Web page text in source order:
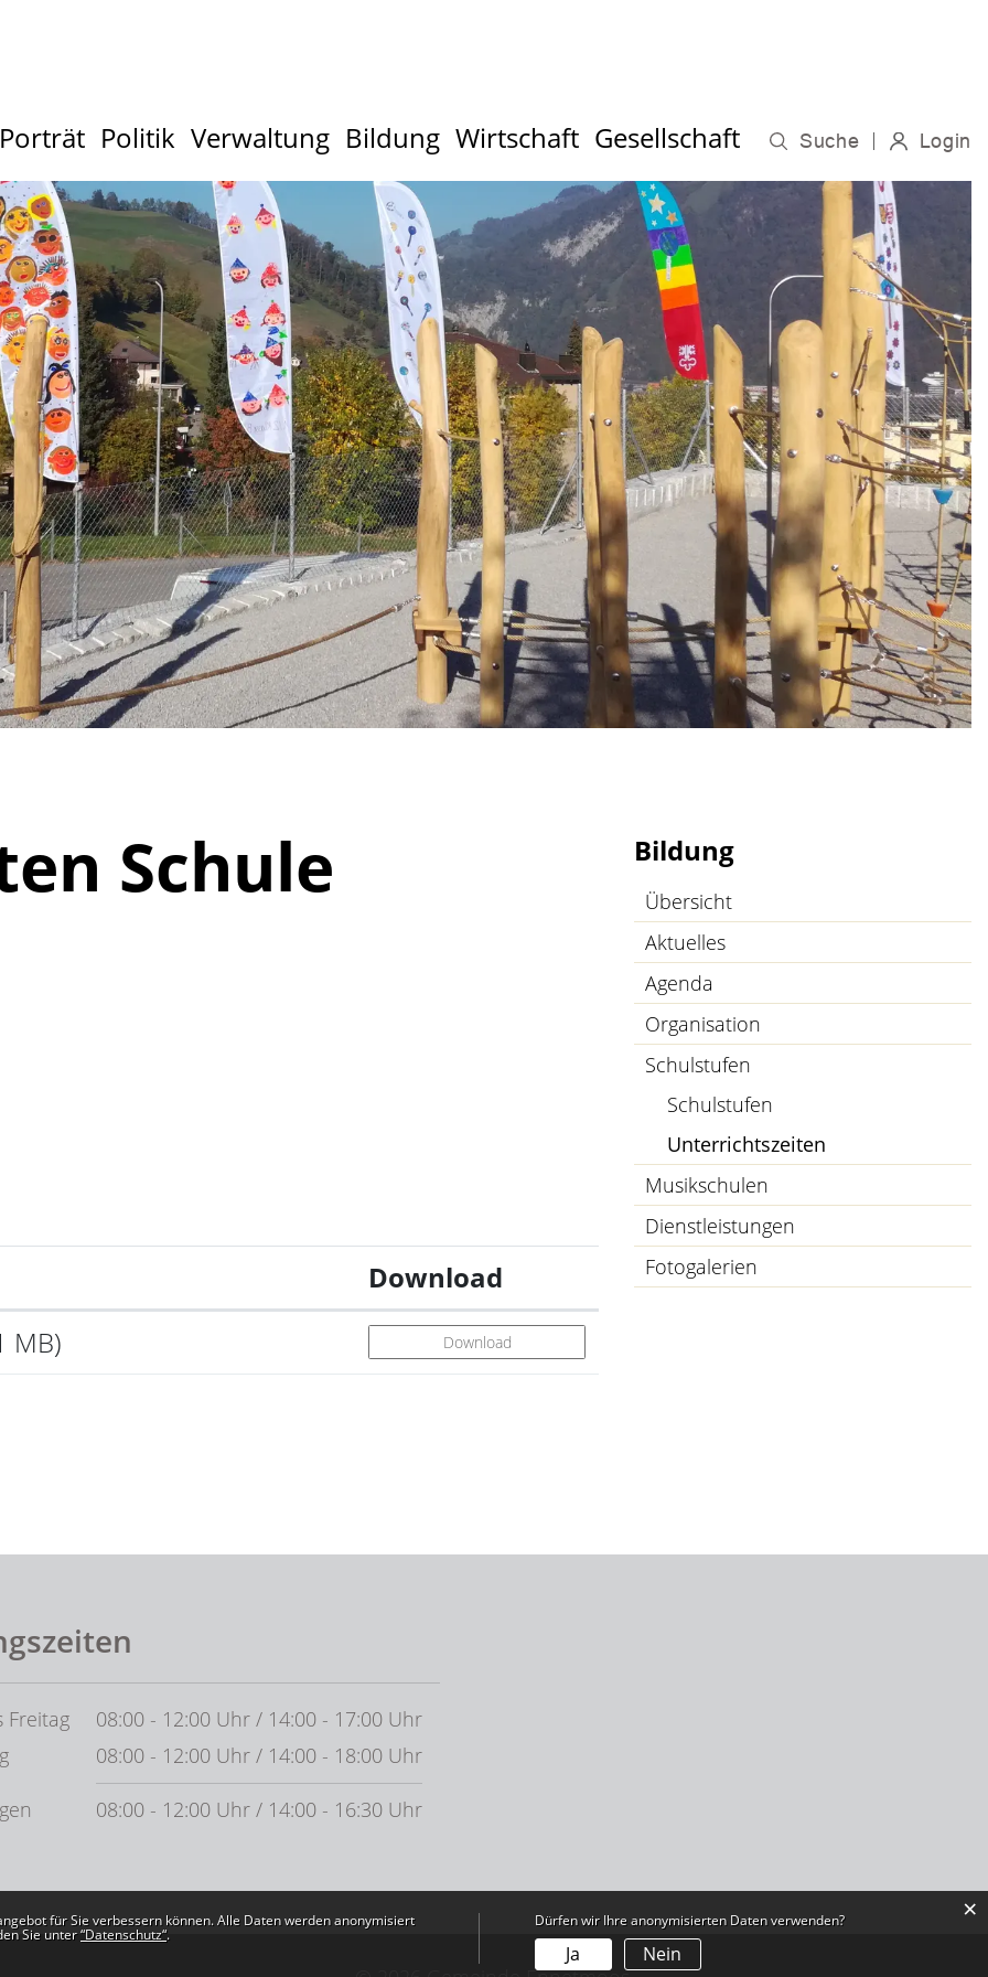
Porträt Politik Verwaltung Bildung Wirtschaft Gesellschaft Suche Login
Schule
Download
MB) Download
Bildung
Übersicht
Aktuelles
Agenda
Organisation
Schulstufen
Schulstufen
Unterrichtszeiten
Musikschulen
Dienstleistungen
Fotogalerien
Freitag
08:00 - 12:00 Uhr / 14:00 - 17:00 Uhr
08:00 - 12:00 Uhr / 14:00 - 18:00 Uhr
08:00 - 12:00 Uhr / 14:00 - 16:30 Uhr
für Sie verbessern können. Alle Daten werden anonymisiert
Sie unter“Datenschutz“.
Dürfen wir Ihre anonymisierten Daten verwenden?
Ja Nein
×